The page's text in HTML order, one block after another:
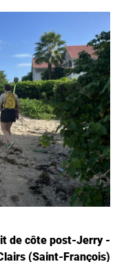
de côte post-Jerry -
(Saint-François)